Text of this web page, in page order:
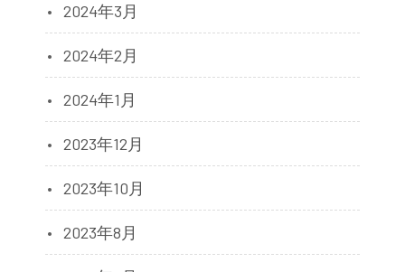
2024年3月
2024年2月
2024年1月
2023年12月
2023年10月
2023年8月